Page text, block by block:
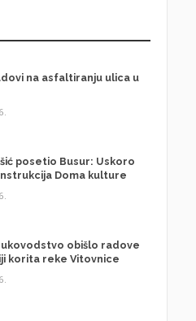
na asfaltiranju ulica u
posetio Busur: Uskoro
Doma kulture
obišlo radove
korita reke Vitovnice